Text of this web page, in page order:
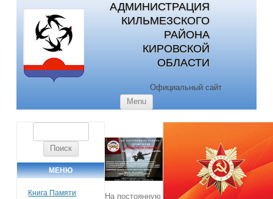
АДМИНИСТРАЦИЯ
КИЛЬМЕЗСКОГО
РАЙОНА
КИРОВСКОЙ
ОБЛАСТИ
Официальный сайт
Menu
МЕНЮ
Книга Памяти
На постоянную